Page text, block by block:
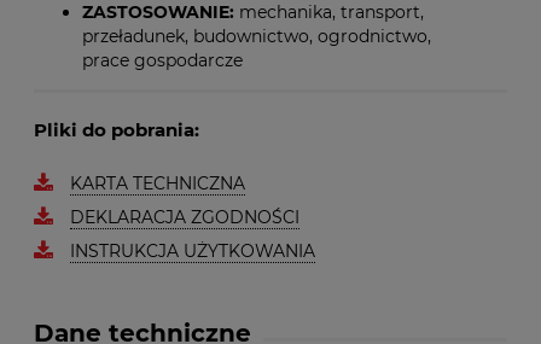
ZASTOSOWANIE: mechanika, transport,
przeładunek, budownictwo, ogrodnictwo,
prace gospodarcze
Pliki do pobrania:
KARTA TECHNICZNA
DEKLARACJA ZGODNOŚCI
INSTRUKCJA UŻYTKOWANIA
Dane techniczne